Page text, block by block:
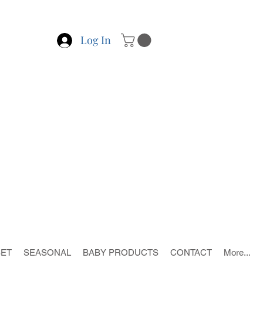
Log In
SEASONAL BABY PRODUCTS CONTACT More...